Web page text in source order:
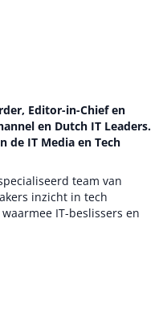
Editor-in-Chief en
en Dutch IT Leaders.
de IT Media en Tech
team van
inzicht in tech
IT-beslissers en